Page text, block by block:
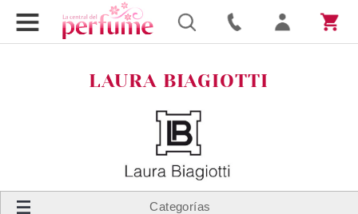
LAURA BIAGIOTTI
Categorías